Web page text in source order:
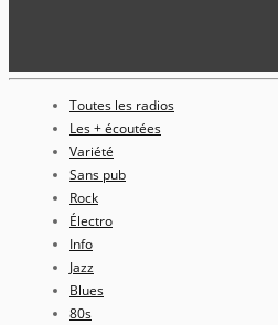
Toutes les radios
Les + écoutées
Variété
Sans pub
Rock
Électro
Info
Jazz
Blues
80s